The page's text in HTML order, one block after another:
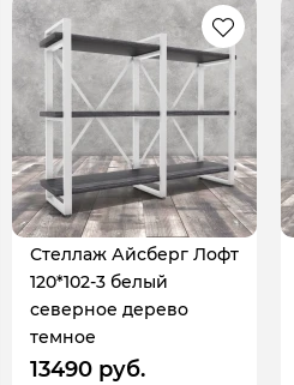
Стеллаж Айсберг Лофт
120*102-3 белый
северное дерево
темное
13490 руб.